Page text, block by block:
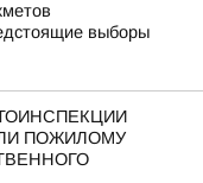
выборы
ПОЖИЛОМУ